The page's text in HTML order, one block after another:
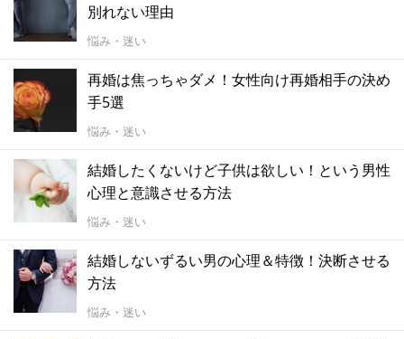
別れない理由
悩み・迷い
再婚は焦っちゃダメ！女性向け再婚相手の決め
手5選
悩み・迷い
結婚したくないけど子供は欲しい！という男性
心理と意識させる方法
悩み・迷い
結婚しないずるい男の心理＆特徴！決断させる
方法
悩み・迷い